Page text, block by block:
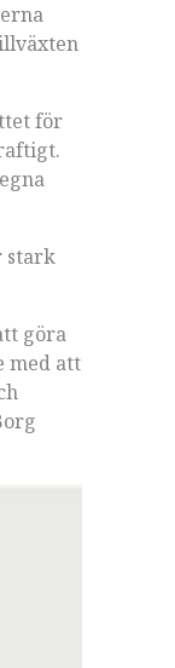
för
stark
göra
med att